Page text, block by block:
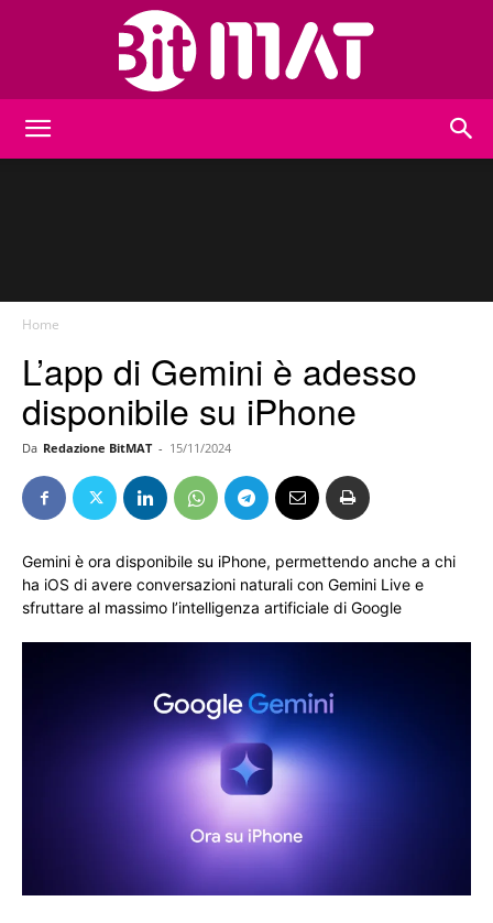
Home
L’app di Gemini è adesso
disponibile su iPhone
Da Redazione BitMAT - 15/11/2024
Gemini è ora disponibile su iPhone, permettendo anche a chi
ha iOS di avere conversazioni naturali con Gemini Live e
sfruttare al massimo l’intelligenza artificiale di Google